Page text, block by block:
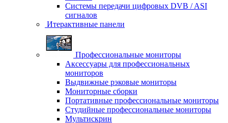
Системы передачи цифровых DVB / ASI
сигналов
Итерактивные панели
Профессиональные мониторы
Аксессуары для профессиональных
мониторов
Выдвижные рэковые мониторы
Мониторные сборки
Портативные профессиональные мониторы
Студийные профессиональные мониторы
Мультискрин